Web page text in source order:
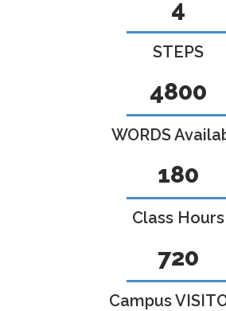
5
STEPS
6000
WORDS
225
Class Hours
900
Campus